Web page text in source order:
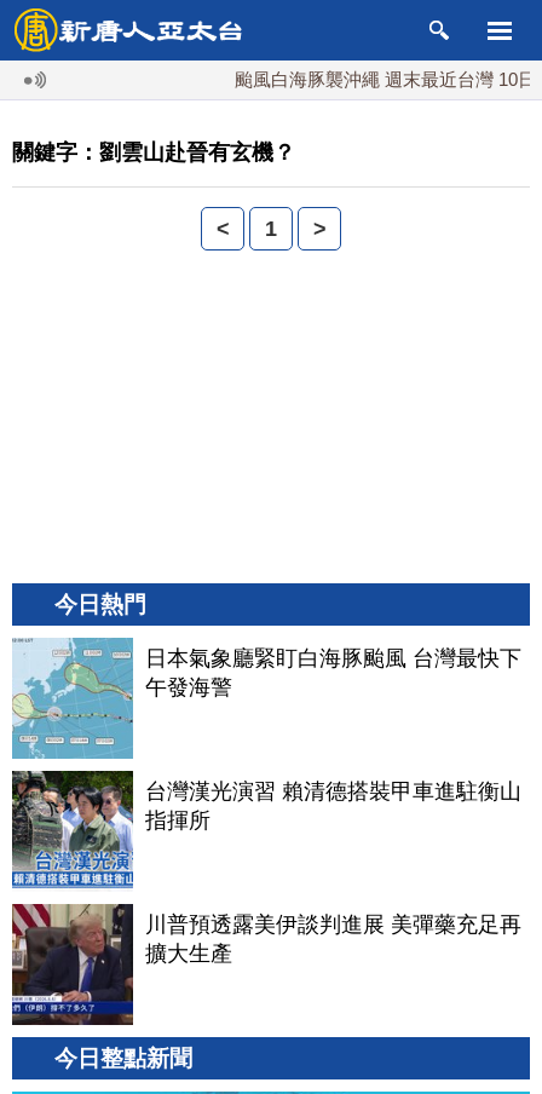
颱風白海豚襲沖繩 週末最近台灣 10日
關鍵字：劉雲山赴晉有玄機？
< 1 >
今日熱門
日本氣象廳緊盯白海豚颱風 台灣最快下
午發海警
台灣漢光演習 賴清德搭裝甲車進駐衡山
指揮所
川普預透露美伊談判進展 美彈藥充足再
擴大生產
今日整點新聞